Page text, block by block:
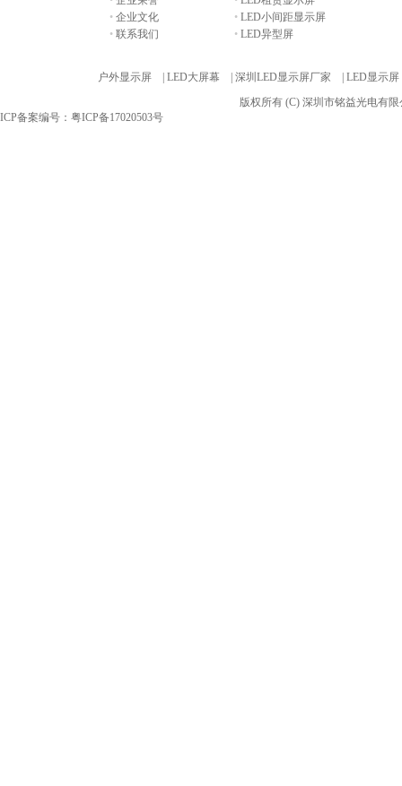
• 企业文化 • LED小间距显示屏
• 联系我们 • LED异型屏
户外显示屏 | LED大屏幕 | 深圳LED显示屏厂家 |
LED显示
版权所有 (C) 深圳市铭益光电有
ICP备案编号：粤ICP备17020503号